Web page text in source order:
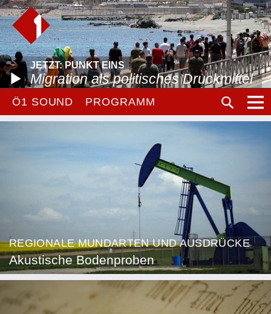
JETZT: PUNKT EINS
Migration als politisches Druckmittel
Ö1 SOUND PROGRAMM
REGIONALE MUNDARTEN UND AUSDRÜCKE
Akustische Bodenproben